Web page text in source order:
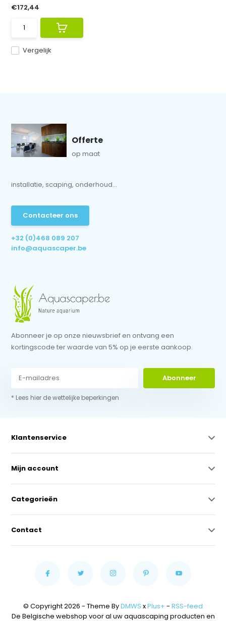
Vergelijk
€172,44
Offerte
op maat
installatie, scaping, onderhoud...
Contacteer ons
+32 (0)468 089 207
info@aquascaper.be
Abonneer je op onze nieuwsbrief en ontvang een
kortingscode ter waarde van 5% op je eerste aankoop.
Abonneer
* Lees hier de wettelijke beperkingen
Klantenservice
Mijn account
Categorieën
Contact
© Copyright 2026 - Theme ByDMWS xPlus+ - RSS-feed
De Belgische webshop voor al uw aquascaping producten en